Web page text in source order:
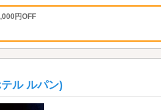
円OFF
ル ルパン)